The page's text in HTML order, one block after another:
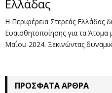
Ελλάδας
Η Περιφέρεια Στερεάς Ελλάδας
Ευαισθητοποίησης για τα
Μαΐου 2024. Ξεκινώντας
ΠΡΌΣΦΑΤΑ ΆΡΘΡΑ